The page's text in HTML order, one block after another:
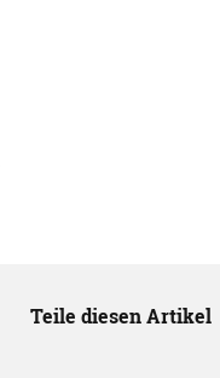
Teile diesen Artikel